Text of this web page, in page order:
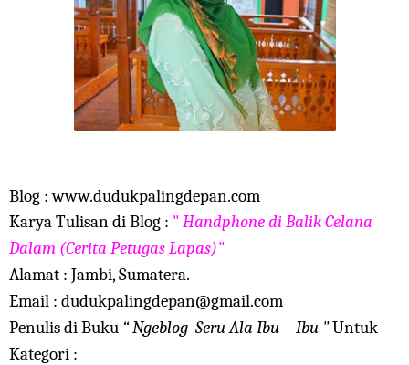
Blog : www.dudukpalingdepan.com
Karya Tulisan di Blog : "Handphone di Balik Celana
Dalam (Cerita Petugas Lapas)"
Alamat : Jambi, Sumatera.
Email : dudukpalingdepan@gmail.com
Penulis di Buku “ Ngeblog Seru Ala Ibu – Ibu "Untuk
Kategori :